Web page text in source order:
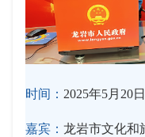
时间： 2025年5月20
嘉宾： 龙岩市文化和